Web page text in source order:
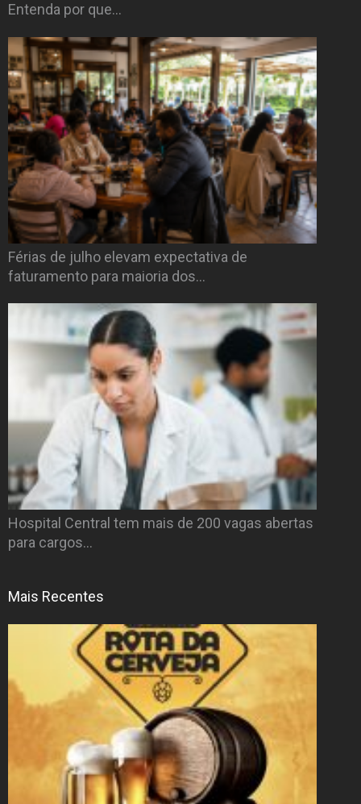
Entenda por que…
Férias de julho elevam expectativa de
faturamento para maioria dos…
Hospital Central tem mais de 200 vagas abertas
para cargos…
Mais Recentes